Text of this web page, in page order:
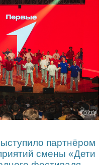
партнёром
смены «Дети